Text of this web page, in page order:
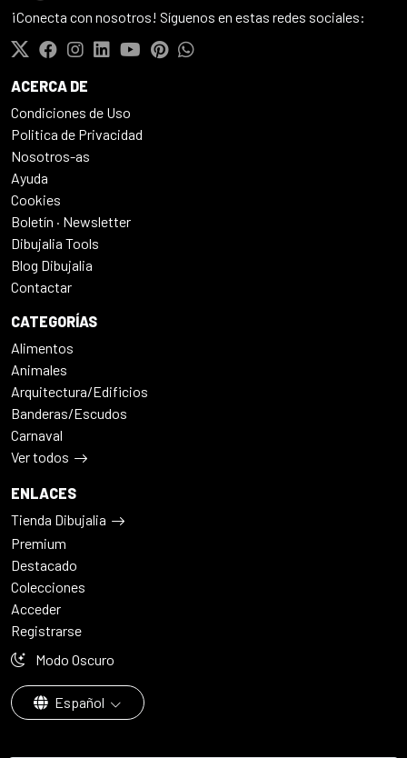
¡Conecta con nosotros! Síguenos en estas redes sociales:
ACERCA DE
Condiciones de Uso
Politica de Privacidad
Nosotros-as
Ayuda
Cookies
Boletín · Newsletter
Dibujalia Tools
Blog Dibujalia
Contactar
CATEGORÍAS
Alimentos
Animales
Arquitectura/Edificios
Banderas/Escudos
Carnaval
Ver todos
ENLACES
Tienda Dibujalia
Premium
Destacado
Colecciones
Acceder
Registrarse
Modo Oscuro
Español